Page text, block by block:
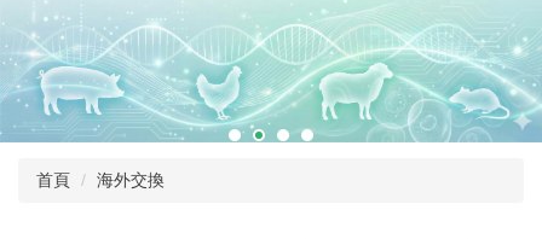
首頁 海外交換